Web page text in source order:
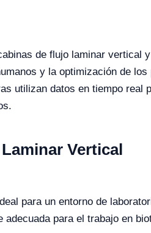
de flujo laminar vertical
y la optimización de
utilizan datos en tiempo real
Vertical
para un entorno de
para el trabajo en